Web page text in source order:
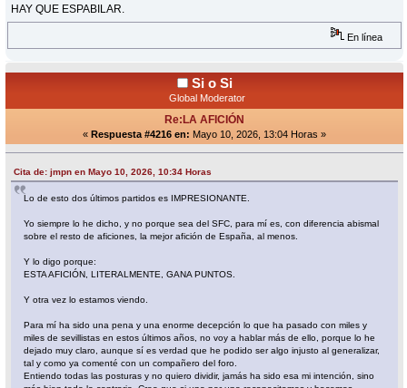
HAY QUE ESPABILAR.
En línea
Si o Si
Global Moderator
Re:LA AFICIÓN
« Respuesta #4216 en: Mayo 10, 2026, 13:04 Horas »
Cita de: jmpn en Mayo 10, 2026, 10:34 Horas
Lo de esto dos últimos partidos es IMPRESIONANTE.
Yo siempre lo he dicho, y no porque sea del SFC, para mí es, con diferencia abismal
sobre el resto de aficiones, la mejor afición de España, al menos.
Y lo digo porque:
ESTA AFICIÓN, LITERALMENTE, GANA PUNTOS.
Y otra vez lo estamos viendo.
Para mí ha sido una pena y una enorme decepción lo que ha pasado con miles y
miles de sevillistas en estos últimos años, no voy a hablar más de ello, porque lo he
dejado muy claro, aunque sí es verdad que he podido ser algo injusto al generalizar,
tal y como ya comenté con un compañero del foro.
Entiendo todas las posturas y no quiero dividir, jamás ha sido esa mi intención, sino